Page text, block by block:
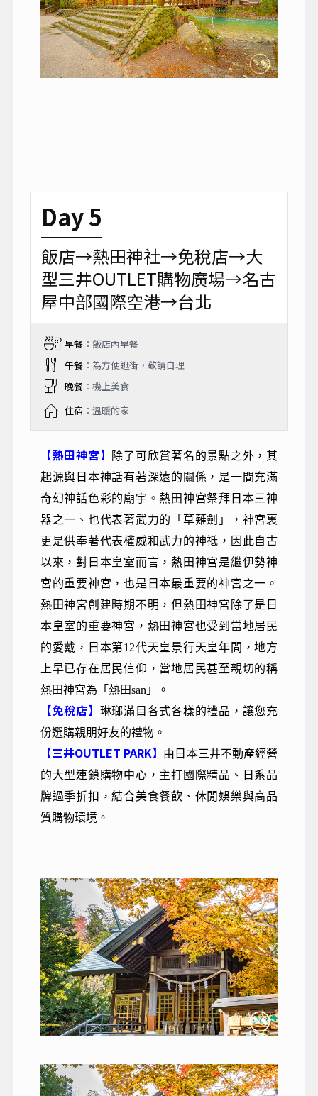
Day 5
飯店→熱田神社→免稅店→大
型三井OUTLET購物廣場→名古
屋中部國際空港→台北
早餐：飯店內早餐
午餐：為方便逛街，敬請自理
晚餐：機上美食
住宿 ：溫暖的家
【熱田神宮】
除了可欣賞著名的景點之外，其
起源與日本神話有著深遠的關係，是一間充滿
奇幻神話色彩的廟宇。熱田神宮祭拜日本三神
器之一、也代表著武力的「草薙劍」，神宮裏
更是供奉著代表權威和武力的神祗，因此自古
以來，對日本皇室而言，熱田神宮是繼伊勢神
宮的重要神宮，也是日本最重要的神宮之一。
熱田神宮創建時期不明，但熱田神宮除了是日
本皇室的重要神宮，熱田神宮也受到當地居民
的愛戴，日本第12代天皇景行天皇年間，地方
上早已存在居民信仰，當地居民甚至親切的稱
熱田神宮為「熱田san」。
【免稅店】
琳瑯滿目各式各樣的禮品，讓您充
份選購親朋好友的禮物。
【三井OUTLET PARK】
由日本三井不動產經營
的大型連鎖購物中心，主打國際精品、日系品
牌過季折扣，結合美食餐飲、休閒娛樂與高品
質購物環境。